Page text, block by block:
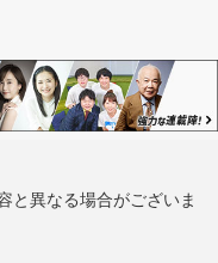
と異なる場合がございま